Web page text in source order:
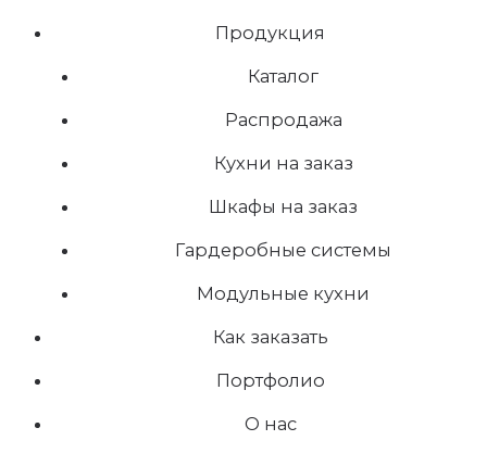
Продукция
Каталог
Распродажа
Кухни на заказ
Шкафы на заказ
Гардеробные системы
Модульные кухни
Как заказать
Портфолио
О нас